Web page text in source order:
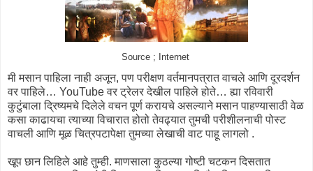
Source ; Internet
मी मसान पाहिला नाही अजून, पण परीक्षण वर्तमानपत्रात वाचले आणि दूरदर्शन
वर पाहिले… YouTube वर ट्रेलर देखील पाहिले होते… ह्या रविवारी
कुटुंबाला द्रिष्यमचे दिलेले वचन पूर्ण करायचे असल्याने मसान पाहण्यासाठी वेळ
कसा काढायचा त्याच्या विचारात होतो तेवढ्यात तुमची परीशीलनाची पोस्ट
वाचली आणि मूळ चित्रपटापेक्षा तुमच्या लेखाची वाट पाहू लागलो .
खूप छान लिहिले आहे तुम्ही. माणसाला कुठल्या गोष्टी चटकन दिसतात